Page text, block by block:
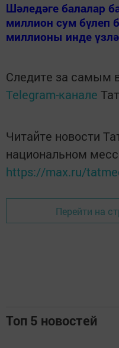
Шәледәге балалар
миллион сум бүлеп
миллионы инде
Следите за самым
Telegram-канале
Читайте новости
национальном
https://max.ru/
Перейти на
Топ 5 новостей